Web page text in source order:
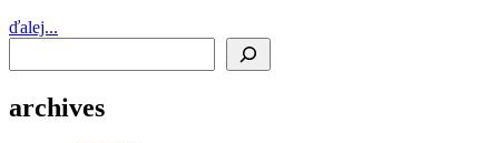
ďalej...
archives